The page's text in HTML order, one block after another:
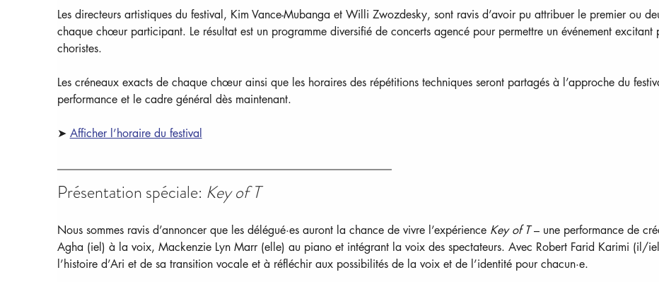
Les directeurs artistiques du festival, Kim Vance-Mubanga et Willi Zwozdesky, sont ravis d’avoir pu attribuer le premier ou
chaque chœur participant. Le résultat est un programme diversifié de concerts agencé pour permettre un événement excitant
choristes.
Les créneaux exacts de chaque chœur ainsi que les horaires des répétitions techniques seront partagés à l’approche du
performance et le cadre général dès maintenant.
➤ Afficher l’horaire du festival
Présentation spéciale: Key of T
Nous sommes ravis d’annoncer que les délégué·es auront la chance de vivre l’expérience Key of T – une performance de
Agha (iel) à la voix, Mackenzie Lyn Marr (elle) au piano et intégrant la voix des spectateurs. Avec Robert Farid Karimi (il/
l’histoire d’Ari et de sa transition vocale et à réfléchir aux possibilités de la voix et de l’identité pour chacun·e.